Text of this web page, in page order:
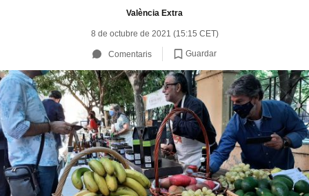
València Extra
8 de octubre de 2021 (15:15 CET)
Comentaris Guardar